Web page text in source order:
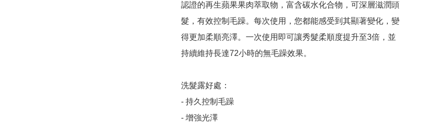
認證的再生蘋果果肉萃取物，富含碳水化合物，可深層滋潤頭
髮，有效控制毛躁。每次使用，您都能感受到其顯著變化，變
得更加柔順亮澤。一次使用即可讓秀髮柔順度提升至3倍，並
持續維持長達72小時的無毛躁效果。
洗髮露好處：
- 持久控制毛躁
- 增強光澤